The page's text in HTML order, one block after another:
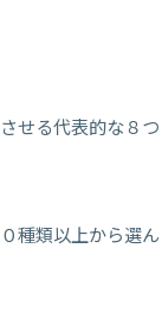
せる代表的な８つ
種類以上から選ん